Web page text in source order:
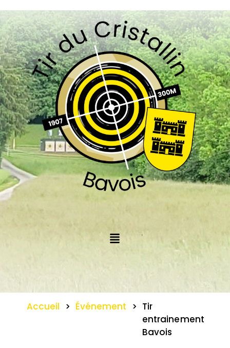
Accueil > Événement > Tir
entrainement
Bavois